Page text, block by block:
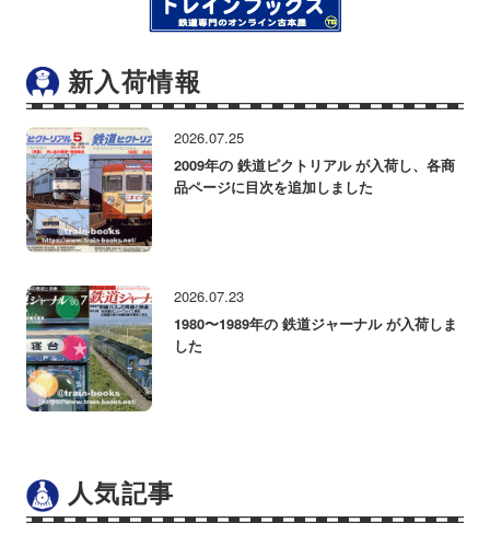
新入荷情報
2026.07.25
2009年の 鉄道ピクトリアル が入荷し、各商
品ページに目次を追加しました
2026.07.23
1980〜1989年の 鉄道ジャーナル が入荷しま
した
人気記事